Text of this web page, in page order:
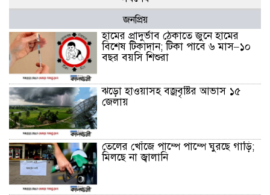
জনপ্রিয়
হামের প্রাদুর্ভাব ঠেকাতে জুনে হামের
বিশেষ টিকাদান; টিকা পাবে ৬ মাস–১০
বছর বয়সি শিশুরা
ঝড়ো হাওয়াসহ বজ্রবৃষ্টির আভাস ১৫
জেলায়
তেলের খোঁজে পাম্পে পাম্পে ঘুরছে গাড়ি;
মিলছে না জ্বালানি